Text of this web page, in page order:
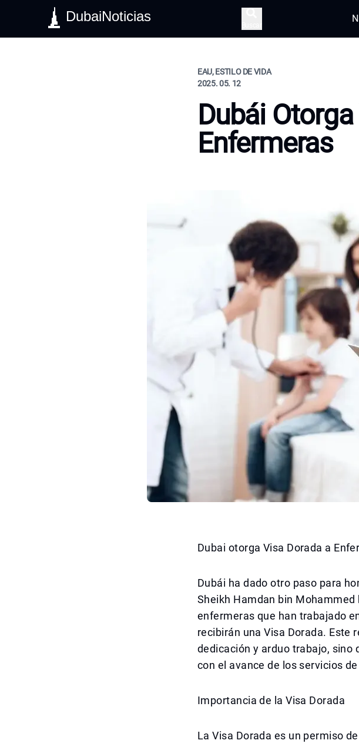
DubaiNoticias
EAU, ESTILO DE VIDA
2025. 05. 12
Dubái
Enfermeras
Dubai otorga Visa Dorada a
Dubái ha dado otro paso para
Sheikh Hamdan bin
enfermeras que han trabajado
recibirán una Visa Dorada. Este
dedicación y arduo trabajo, sino
con el avance de los servicios
Importancia de la Visa Dorada
La Visa Dorada es un permiso